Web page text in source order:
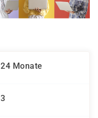
24 Monate
3